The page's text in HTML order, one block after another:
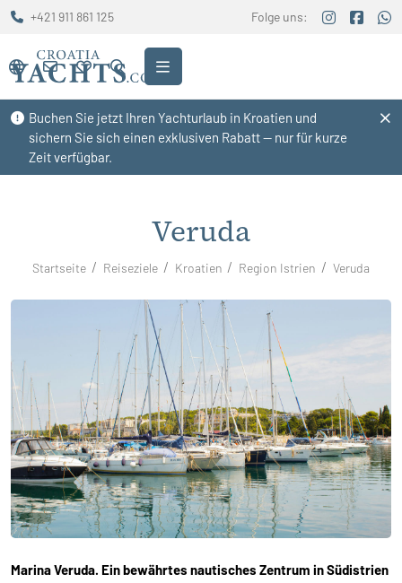
Buchen Sie jetzt Ihren Yachturlaub in Kroatien und
sichern Sie sich einen exklusiven Rabatt — nur für kurze
Zeit verfügbar.
+421 911 861 125 Folge uns:
Veruda
Startseite Reiseziele Kroatien Region Istrien Veruda
Marina Veruda. Ein bewährtes nautisches Zentrum in Südistrien